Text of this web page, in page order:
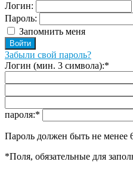
Логин:
Пароль:
Запомнить меня
Забыли свой пароль?
Логин (мин. 3 символа):*
пароля:*
Пароль должен быть не менее
*Поля, обязательные для